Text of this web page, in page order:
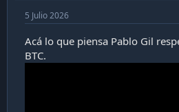
5 Julio 2026
Acá lo que piensa Pablo Gil
BTC.